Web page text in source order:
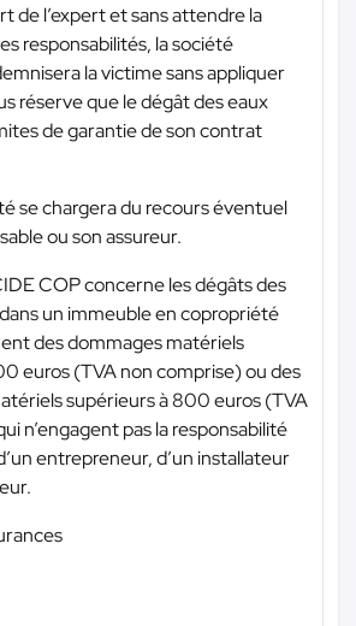
de l’expert et sans attendre la
responsabilités, la société
la victime sans appliquer
réserve que le dégât des eaux
de garantie de son contrat
se chargera du recours éventuel
ou son assureur.
COP concerne les dégâts des
un immeuble en copropriété
des dommages matériels
euros (TVA non comprise) ou des
supérieurs à 800 euros (TVA
n’engagent pas la responsabilité
entrepreneur, d’un installateur